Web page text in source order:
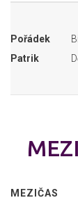
Pořádek
Patrik
MEZIČAS